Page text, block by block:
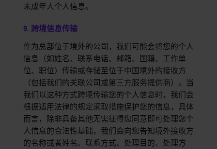
未成年人个人信息。
9. 跨境信息传输
作为总部位于境外的公司，我们可能会将您的个人
信息（如姓名、联系电话、邮箱、国籍、工作单
位、职位）传输或存储至位于中国境外的接收方
（包括我们的关联公司或第三方服务提供商）。当
我们以这种方式跨境传输您的个人信息时，我们会
根据适用法律的规定采取措施保护您的信息，具体
而言，除非具备其他无需征得您同意即可处理您个
人信息的合法性基础，我们会向您告知境外接收方
的名称或者姓名、联系方式、处理目的、处理方